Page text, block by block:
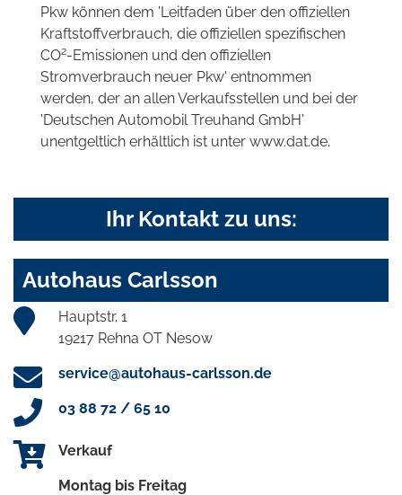
Pkw können dem 'Leitfaden über den offiziellen
Kraftstoffverbrauch, die offiziellen spezifischen
CO2-Emissionen und den offiziellen
Stromverbrauch neuer Pkw' entnommen
werden, der an allen Verkaufsstellen und bei der
'Deutschen Automobil Treuhand GmbH'
unentgeltlich erhältlich ist unter www.dat.de.
Ihr Kontakt zu uns:
Autohaus Carlsson
Hauptstr. 1
19217 Rehna OT Nesow
service@autohaus-carlsson.de
03 88 72 / 65 10
Verkauf
Montag bis Freitag